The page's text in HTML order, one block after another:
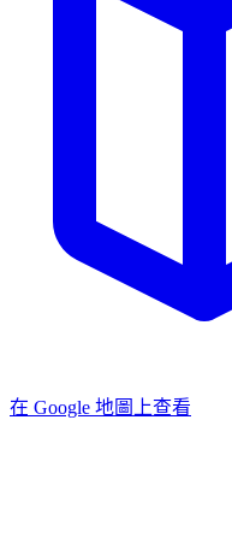
在 Google 地圖上查看